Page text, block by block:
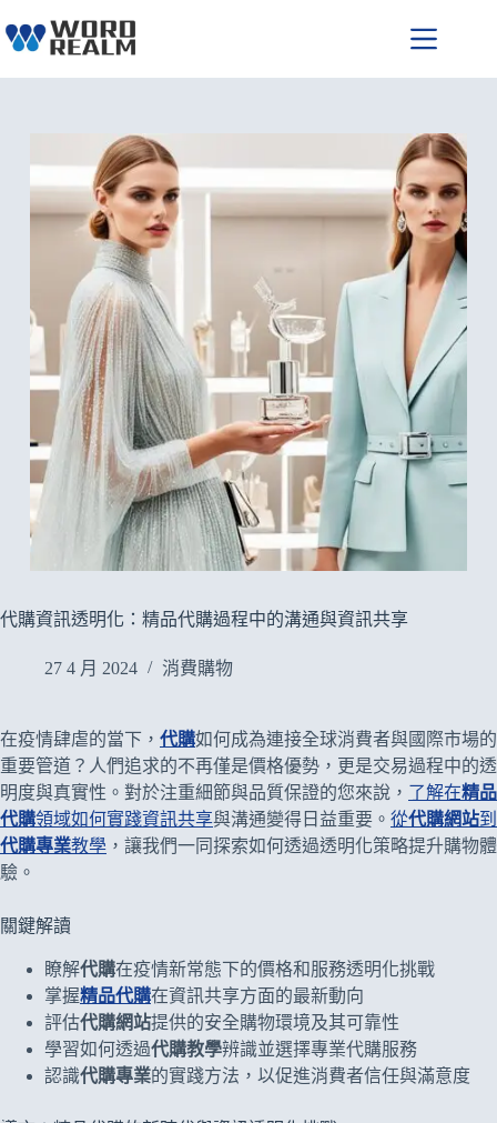
至
代購資訊透明化：精品代購過程中的溝通與資訊共享
27 4 月 2024 消費購物
在疫情肆虐的當下， 代購如何成為連接全球消費者與國際市場的
重要管道？人們追求的不再僅是價格優勢，更是交易過程中的透
明度與真實性。對於注重細節與品質保證的您來說， 了解在精品
代購領域如何實踐資訊共享與溝通變得日益重要。 從代購網站到
代購專業教學 ，讓我們一同探索如何透過透明化策略提升購物體
驗。
關鍵解讀
瞭解代購在疫情新常態下的價格和服務透明化挑戰
掌握精品代購在資訊共享方面的最新動向
評估代購網站提供的安全購物環境及其可靠性
學習如何透過代購教學辨識並選擇專業代購服務
認識代購專業的實踐方法，以促進消費者信任與滿意度